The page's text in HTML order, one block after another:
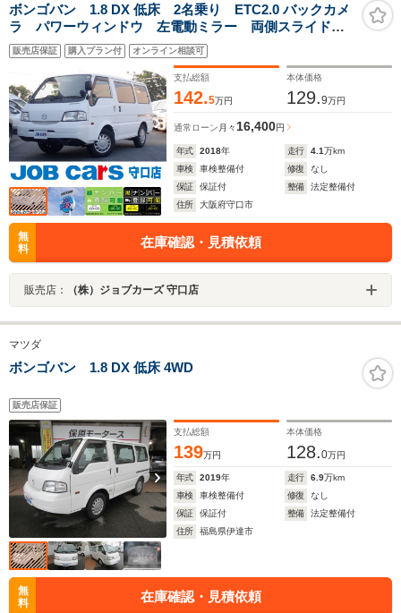
ボンゴバン 1.8 DX 低床 2名乗り ETC2.0 バックカメ
ラ パワーウィンドウ 左電動ミラー 両側スライドド
ア Bluetooth ドラレコ キーレス ワンオーナー ス
モーク施工済み 純正ドアバイザー 最大積載量
1150kg 整備点検記録簿
販売店保証 購入プラン付 オンライン相談可
支払総額
142.5万円
本体価格
129.9万円
通常ローン 月々 16,400円
年式 2018年 走行 4.1万km
車検
車検整備付 修復
なし
保証
保証付 整備
法定整備付
住所
大阪府守口市
無
料
在庫確認・見積依頼
販売店： （株）ジョブカーズ 守口店
マツダ
ボンゴバン 1.8 DX 低床 4WD
販売店保証
支払総額
139万円
本体価格
128.0万円
年式 2019年 走行 6.9万km
車検
車検整備付 修復
なし
保証
保証付 整備
法定整備付
住所
福島県伊達市
無
料
在庫確認・見積依頼